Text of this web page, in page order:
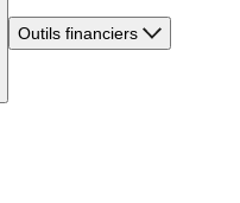
Outils financiers